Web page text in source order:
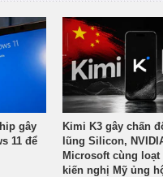
gây
11 để
Kimi K3 gây chấn
lũng Silicon,
Microsoft cùng
kiến nghị Mỹ ủng